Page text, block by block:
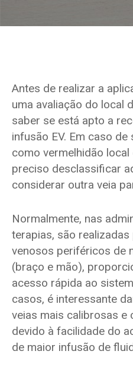
Antes de realizar a
uma avaliação do local
saber se está apto a
infusão EV. Em caso
como vermelhidão
preciso desclassificar
considerar outra veia
Normalmente, nas
terapias, são
venosos periféricos de
(braço e mão),
acesso rápida ao
casos, é interessante
veias mais calibrosas e
devido à facilidade do
de maior infusão de